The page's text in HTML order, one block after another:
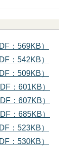
：569KB）
：542KB）
：509KB）
：601KB）
：607KB）
：685KB）
：523KB）
：530KB）